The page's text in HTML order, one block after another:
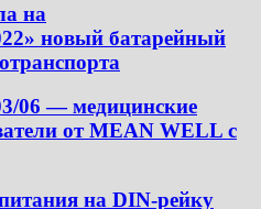
на
новый батарейный
06 — медицинские
от MEAN WELL с
на DIN-рейку